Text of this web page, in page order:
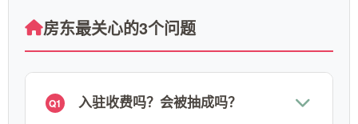
房东最关心的3个问题
Q1 入驻收费吗？会被抽成吗？